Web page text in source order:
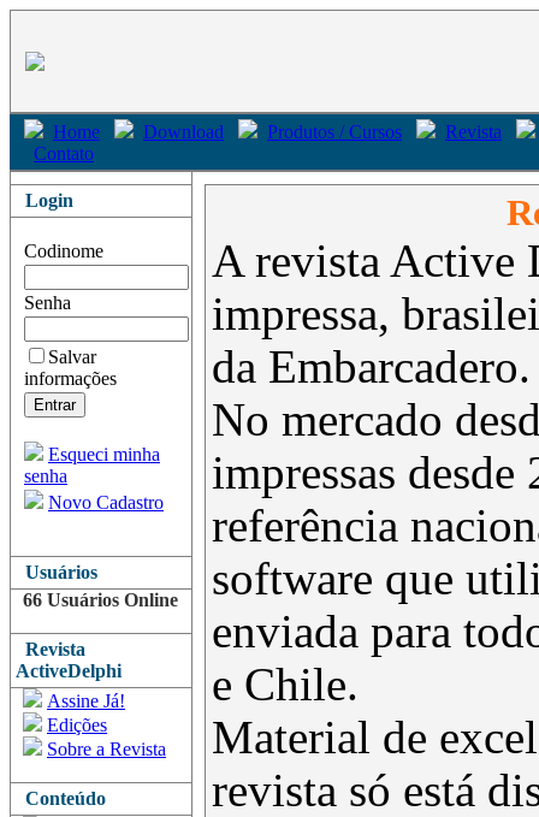
Home Download Produtos / Cursos
Revista
Contato
Login
Codinome
Senha
Salvar
informações
Esqueci minha
senha
Novo Cadastro
Usuários
66 Usuários Online
Revista
ActiveDelphi
Assine Já!
Edições
Sobre a Revista
Conteúdo
A revista Active
impressa,
da Embarcadero.
No mercado
impressas
referência
software que
enviada para
e Chile.
Material de
revista só está